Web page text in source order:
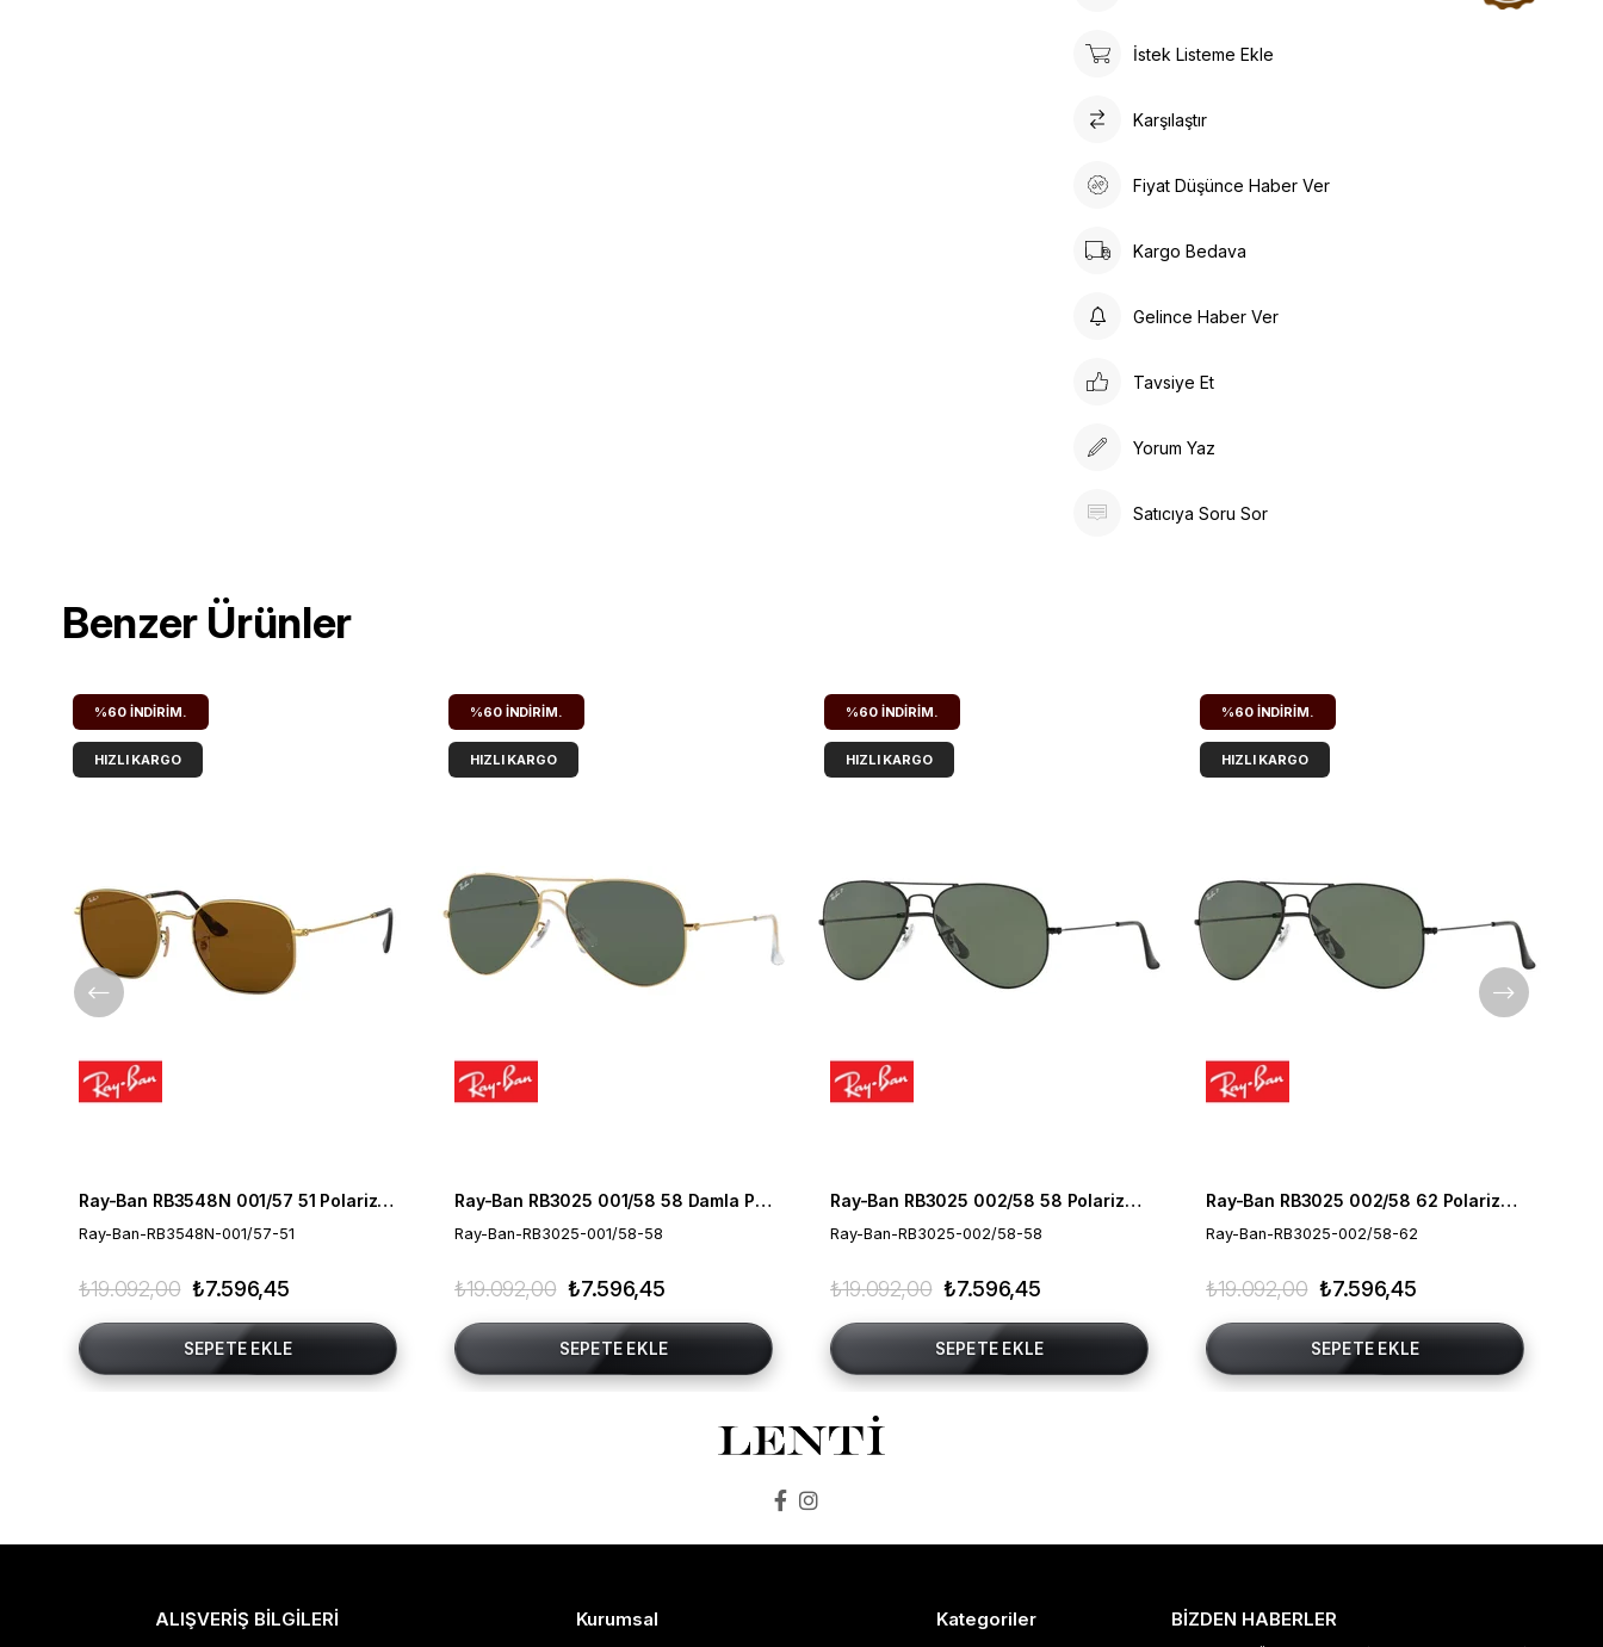
İstek Listeme Ekle
Karşılaştır
Fiyat Düşünce Haber Ver
Kargo Bedava
Gelince Haber Ver
Tavsiye Et
Yorum Yaz
Satıcıya Soru Sor
Benzer Ürünler
Ray-Ban RB3548N 001/57 51 Polarize Unisex Güneş Gözlüğü
Ray-Ban-RB3548N-001/57-51
₺7.596,45
₺19.092,00
SEPETE EKLE
%60 İNDIRIM.
HIZLI KARGO
Ray-Ban RB3025 001/58 58 Damla Polarize Unisex Güneş Gözlüğü
Ray-Ban-RB3025-001/58-58
₺7.596,45
₺19.092,00
SEPETE EKLE
%60 İNDIRIM.
HIZLI KARGO
Ray-Ban RB3025 002/58 58 Polarize Unisex Güneş Gözlüğü
Ray-Ban-RB3025-002/58-58
₺7.596,45
₺19.092,00
SEPETE EKLE
%60 İNDIRIM.
HIZLI KARGO
Ray-Ban RB3025 002/58 62 Polarize Unisex Güneş Gözlüğü
Ray-Ban-RB3025-002/58-62
₺7.596,45
₺19.092,00
SEPETE EKLE
%60 İNDIRIM.
HIZLI KARGO
ALIŞVERİŞ BİLGİLERİ Kurumsal Kategoriler BİZDEN HABERLER